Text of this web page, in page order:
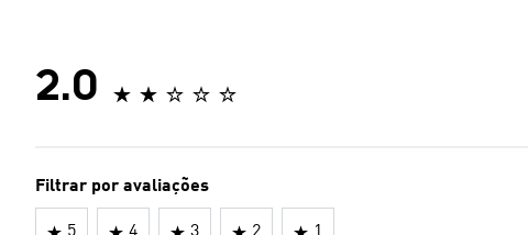
2.0
Filtrar por avaliações